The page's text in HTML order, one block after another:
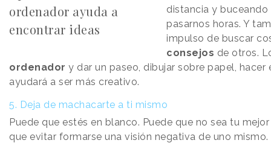
ordenador ayuda a
encontrar ideas
distancia y
pasarnos horas. Y
impulso de buscar
consejos de otros.
ordenador y dar un paseo, dibujar sobre papel, hacer
ayudará a ser más creativo.
5. Deja de machacarte a ti mismo
Puede que estés en blanco. Puede que no sea tu
que evitar formarse una visión negativa de uno mismo.